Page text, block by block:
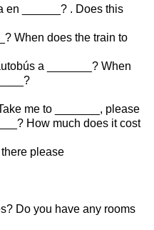
en ______? . Does this
When does the train to
a _______? When
me to _______, please
How much does it cost
please
Do you have any rooms